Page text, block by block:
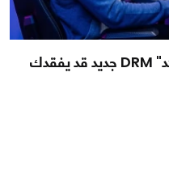
قرار صادم | PlayStation "تؤكد" DRM جديد قد يفقدك